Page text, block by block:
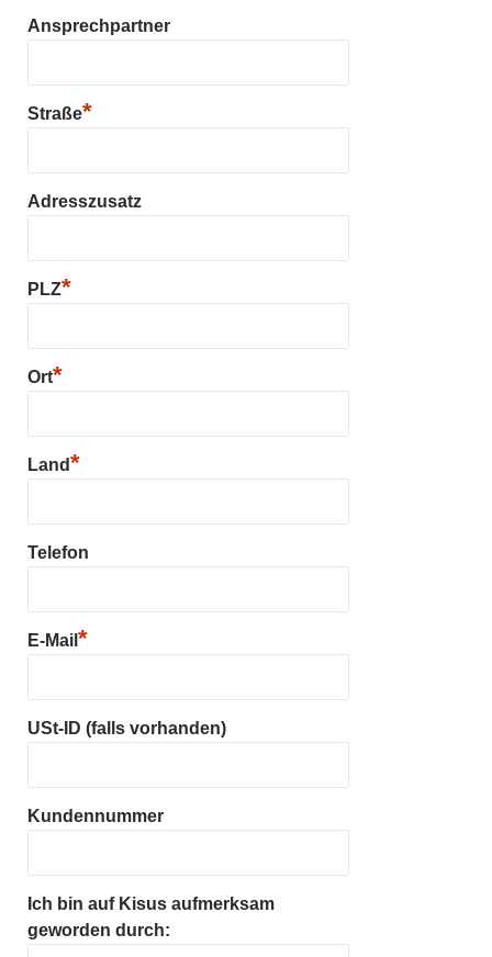
Ansprechpartner
Straße*
Adresszusatz
PLZ*
Ort*
Land*
Telefon
E-Mail *
USt-ID (falls vorhanden)
Kundennummer
Ich bin auf Kisus aufmerksam
geworden durch: